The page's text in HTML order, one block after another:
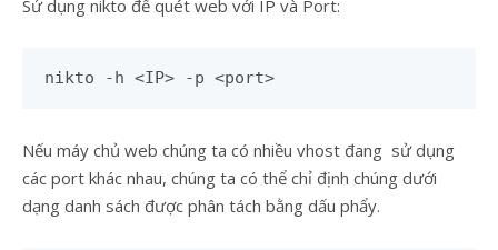
Sử dụng nikto để quét web với IP và Port:
nikto -h <IP> -p <port>
Nếu máy chủ web chúng ta có nhiều vhost đang sử dụng
các port khác nhau, chúng ta có thể chỉ định chúng dưới
dạng danh sách được phân tách bằng dấu phẩy.